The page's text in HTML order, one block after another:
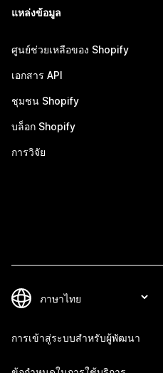
แหล่งข้อมูล
ศูนย์ช่วยเหลือของ Shopify
เอกสาร API
ชุมชน Shopify
บล็อก Shopify
การวิจัย
การเข้าสู่ระบบสำหรับผู้พัฒนา